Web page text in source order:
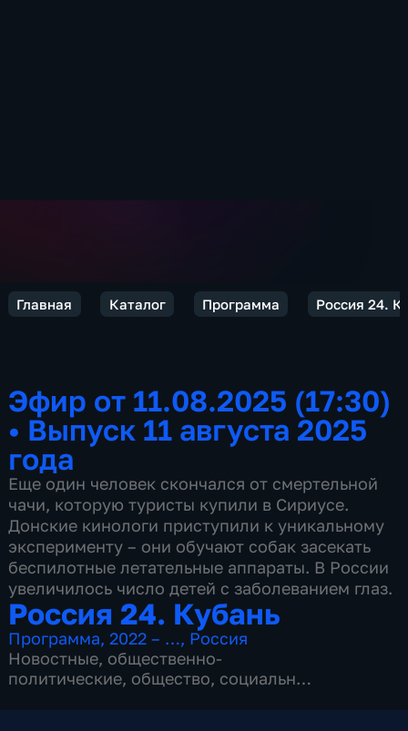
Главная Каталог Программа Россия 24.
Эфир от 11.08.2025 (17:30)
• Выпуск 11 августа 2025
года
Еще один человек скончался от смертельной
чачи, которую туристы купили в Сириусе.
Донские кинологи приступили к уникальному
эксперименту – они обучают собак засекать
беспилотные летательные аппараты. В России
увеличилось число детей с заболеванием глаз.
Россия 24. Кубань
Программа,2022 – …, Россия
Новостные, общественно-
политические, общество, социально-